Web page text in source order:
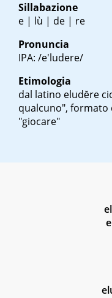
Sillabazione
e | lù | de | re
Pronuncia
IPA: /e'ludere/
Etimologia
dal latino eludĕre
qualcuno", formato
"giocare"